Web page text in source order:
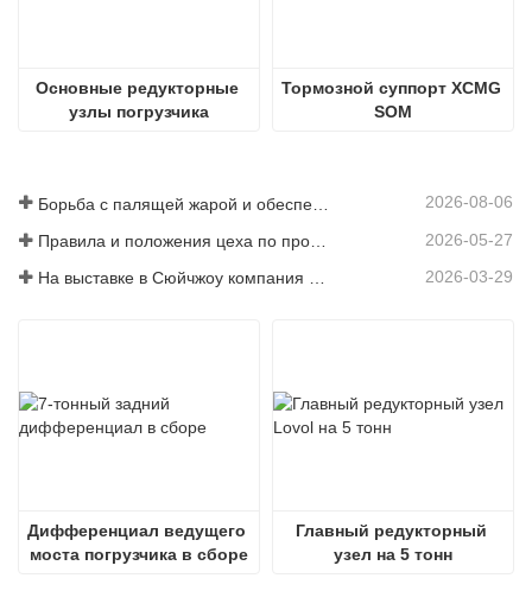
Основные редукторные
узлы погрузчика
Тормозной суппорт XCMG
SOM
2026-08-06
2026-05-27
На выставке в Сюйчжоу компания Shandong Zhaokun Engineering Machinery Co., Ltd. продемонстрировала новые преимущества комплектующих для погрузчиков, основанные на принципе «преимущества поставщика». 2026-03-29
Дифференциал ведущего
моста погрузчика в сборе
Главный редукторный
узел на 5 тонн